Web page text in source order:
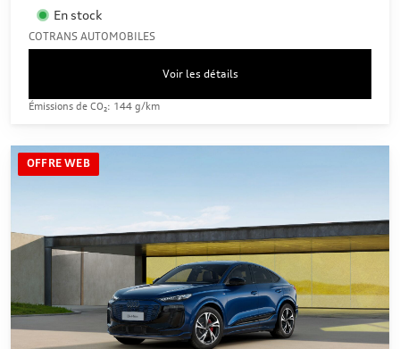
En stock
COTRANS AUTOMOBILES
Voir les détails
Émissions de CO₂: 144 g/km
OFFRE WEB